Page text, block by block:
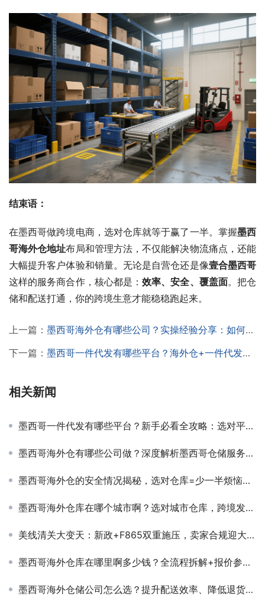
结束语：
在墨西哥做跨境电商，选对仓库就等于赢了一半。掌握墨西
哥海外仓地址布局和管理方法，不仅能解决物流痛点，还能
大幅提升客户体验和销量。无论是自营仓还是像壹合墨西哥
这样的服务商合作，核心都是：效率、安全、覆盖面。把仓
储和配送打通，你的跨境生意才能稳稳跑起来。
上一篇： 墨西哥海外仓有哪些公司？实操经验分享：如何选对海外仓解决配送和退货难题！
下一篇： 墨西哥一件代发有哪些平台？海外仓+一件代发，快速打开墨西哥市场的秘密！
相关新闻
墨西哥一件代发有哪些平台？新手必看全攻略：选对平台轻松搞定发货难题！
墨西哥海外仓有哪些公司做？深度解析墨西哥仓储服务内幕！选对仓库，让跨境发货快一倍！
墨西哥海外仓的安全情况揭秘，选对仓库=少一半烦恼，这些细节一定要懂！
墨西哥海外仓库在哪个城市啊？选对城市仓库，跨境发货速度翻倍！
美线清关大变天：新政+F865双重施压，卖家合规迎大考！
墨西哥海外仓库在哪里啊多少钱？全流程拆解+报价参考，别再为选仓发愁！
墨西哥海外仓储公司怎么选？提升配送效率、降低退货风险，你必须知道的秘密！